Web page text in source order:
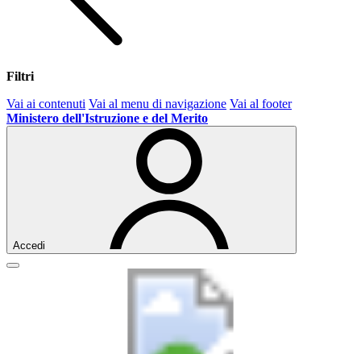
Filtri
Vai ai contenuti Vai al menu di navigazione Vai al footer
Ministero dell'Istruzione e del Merito
Accedi